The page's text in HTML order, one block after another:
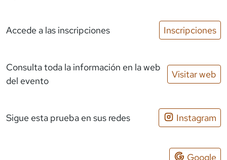
Accede a las inscripciones Inscripciones
Consulta toda la información en la web
del evento
Visitar web
Sigue esta prueba en sus redes Instagram
Google